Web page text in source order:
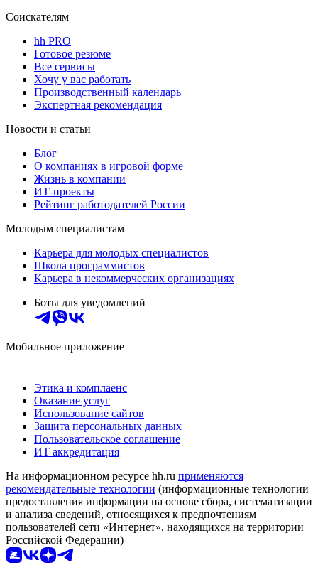
Соискателям
hh PRO
Готовое резюме
Все сервисы
Хочу у вас работать
Производственный календарь
Экспертная рекомендация
Новости и статьи
Блог
О компаниях в игровой форме
Жизнь в компании
ИТ-проекты
Рейтинг работодателей России
Молодым специалистам
Карьера для молодых специалистов
Школа программистов
Карьера в некоммерческих организациях
Боты для уведомлений
Мобильное приложение
Этика и комплаенс
Оказание услуг
Использование сайтов
Защита персональных данных
Пользовательское соглашение
ИТ аккредитация
На информационном ресурсе hh.ru применяются
рекомендательные технологии (информационные технологии
предоставления информации на основе сбора, систематизации
и анализа сведений, относящихся к предпочтениям
пользователей сети «Интернет», находящихся на территории
Российской Федерации)